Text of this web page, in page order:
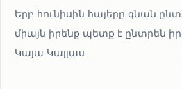
Երբ հունիսին հայերը գնան
միայն իրենք պետք է ընտրեն
Կայա Կալլաս